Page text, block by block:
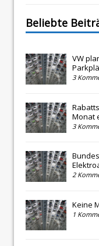
Beliebte
VW
3
Monat
3
2
Keine
1